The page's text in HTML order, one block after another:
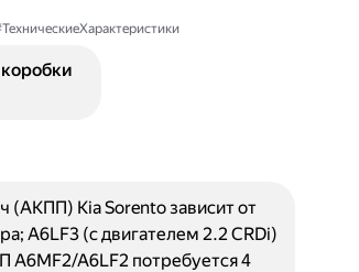
(АКПП) Kia Sorento зависит от
A6LF3 (с двигателем 2.2 CRDi)
A6MF2/A6LF2 потребуется 4